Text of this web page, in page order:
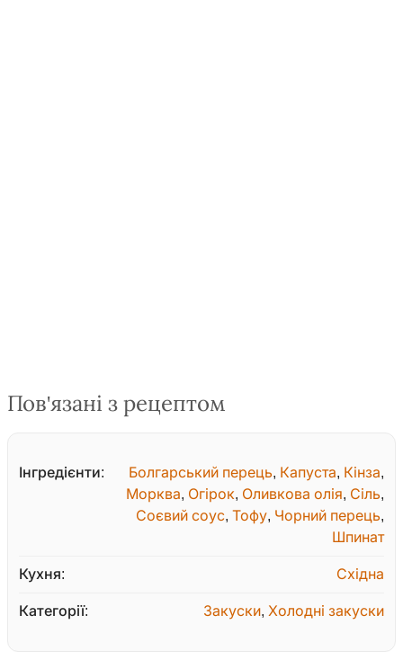
Пов'язані з рецептом
Інгредієнти: Болгарський перець, Капуста, Кінза,
Морква, Огірок, Оливкова олія, Сіль,
Соєвий соус, Тофу, Чорний перець,
Шпинат
Кухня: Східна
Категорії: Закуски, Холодні закуски